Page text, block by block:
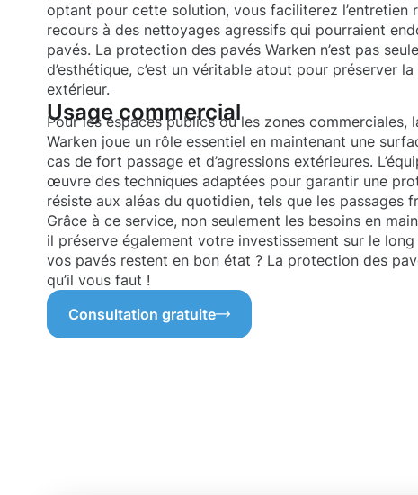
optant pour cette solution, vous faciliterez l’entretien
recours à des nettoyages agressifs qui pourraient
pavés. La protection des pavés Warken n’est pas
d’esthétique, c’est un véritable atout pour préserver
extérieur.
Usage commercial
Pour les espaces publics ou les zones commerciales,
Warken joue un rôle essentiel en maintenant une
cas de fort passage et d’agressions extérieures.
œuvre des techniques adaptées pour garantir une
résiste aux aléas du quotidien, tels que les passages
Grâce à ce service, non seulement les besoins en
il préserve également votre investissement sur le
vos pavés restent en bon état ? La protection des
qu’il vous faut !
Consultation gratuite